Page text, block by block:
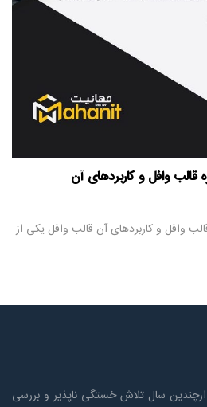
قالب وافل و کاربردهای آن
وافل و کاربردهای آن قالب وافل یکی از
سال تلاش خستگی ناپذير و بررسی